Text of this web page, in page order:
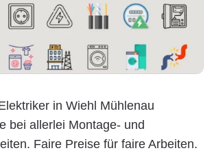
in Wiehl Mühlenau
bei allerlei Montage- und
Faire Preise für faire Arbeiten.